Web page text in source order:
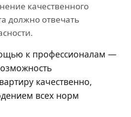
качественного
должно отвечать
к профессионалам —
качественно,
всех норм